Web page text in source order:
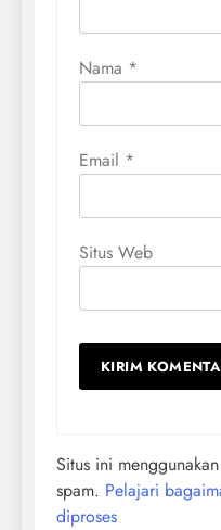
Nama *
Email *
Situs Web
Situs ini
spam. Pelajari
diproses